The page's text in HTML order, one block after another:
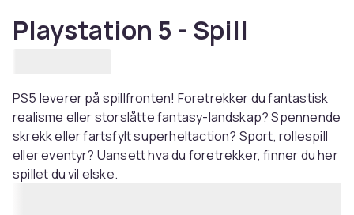
Playstation 5 - Spill
PS5 leverer på spillfronten! Foretrekker du fantastisk
realisme eller storslåtte fantasy-landskap? Spennende
skrekk eller fartsfylt superheltaction? Sport, rollespill
eller eventyr? Uansett hva du foretrekker, finner du her
spillet du vil elske.